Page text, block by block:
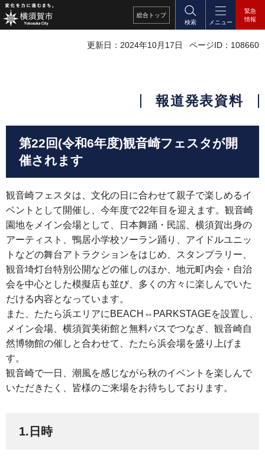
総合 トップ
検索
メニュー
緊急
情報
更新日：2024年10月17日 ページID：108660
報道発表資料
第22回(令和6年度)観音崎フェスタが開
催されます
観音崎フェスタは、文化の日に合わせて親子で楽しめるイ
ベントとして開催し、今年度で22年目を迎えます。観音崎
園地をメイン会場として、日本舞踊・民謡、横須賀出身の
アーティスト、鴨居小学校ソーラン踊り、アイドルユニッ
トなどの舞台アトラクションをはじめ、スタンプラリー、
観音埼灯台特別公開などの催しのほか、地元町内会・自治
会を中心とした模擬店も並び、多くの方々に楽しんでいた
だける内容となっています。
また、たたら浜エリアにBEACH⇔PARKSTAGEを設置し、
メイン会場、横須賀美術館と無料バスでつなぎ、観音崎自
然博物館の催しと合わせて、たたら浜会場を盛り上げま
す。
観音崎で一日、潮風を感じながら秋のイベントを楽しんで
いただきたく、皆様のご来場をお待ちしております。
1.日時